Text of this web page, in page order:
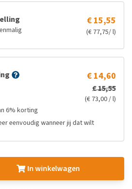
€ 15,55
(€ 77,75/ l)
€ 14,60
€ 15,55
(€ 73,00 / l)
6% korting
eenvoudig wanneer jij dat wilt
In winkelwagen